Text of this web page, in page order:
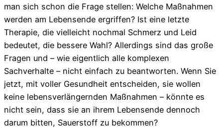
man sich schon die Frage stellen: Welche Maßnahmen
werden am Lebensende ergriffen? Ist eine letzte
Therapie, die vielleicht nochmal Schmerz und Leid
bedeutet, die bessere Wahl? Allerdings sind das große
Fragen und – wie eigentlich alle komplexen
Sachverhalte – nicht einfach zu beantworten. Wenn Sie
jetzt, mit voller Gesundheit entscheiden, sie wollen
keine lebensverlängernden Maßnahmen – könnte es
nicht sein, dass sie an ihrem Lebensende dennoch
darum bitten, Sauerstoff zu bekommen?